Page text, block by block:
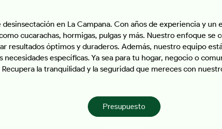
desinsectación en La Campana. Con años de experiencia y
cucarachas, hormigas, pulgas y más. Nuestro enfoque se
resultados óptimos y duraderos. Además, nuestro equipo
específicas. Ya sea para tu hogar, negocio o
Recupera la tranquilidad y la seguridad que mereces con
Presupuesto